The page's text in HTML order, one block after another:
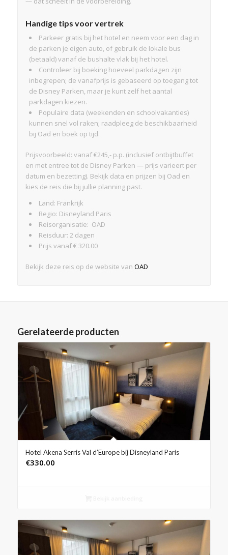
Handige tips voor vertrek
Parkeer gratis bij het hotel en neem voor een dag in
de parken je eigen auto, of gebruik de lokale bus
(betaald) vanaf de bushalte vlak bij het hotel.
Controleer bij boeking hoeveel parkdagen zijn
inbegrepen; de vanafprijs is gebaseerd op toegang tot
de Disney Parken, maar je kunt zelf het aantal
parkdagen kiezen.
Populaire data (weekenden en schoolvakanties)
kunnen snel vol raken; raadpleeg de beschikbaarheid
bij Oad en boek op tijd.
Prijsvoorbeeld: vanaf €245,- p.p. (inclusief ontbijtbuffet
en met entree tot de Disney Parken — prijs varieert per
datum en bezetting). Bekijk data en prijzen bij Oad en
kies de reis die bij jullie planning past.
Land: Frankrijk
Regio: Disneyland Paris
Reisorganisatie: OAD
Reisduur: 2 dagen
Prijs vanaf € 320.00
Bekijk deze reis op de website van OAD
Gerelateerde producten
Hotel Akena Serris Val d’Europe bij Disneyland Paris
€330.00